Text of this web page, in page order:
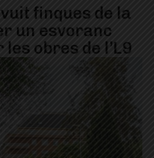
finques de la
un esvoranc
obres de l’L9